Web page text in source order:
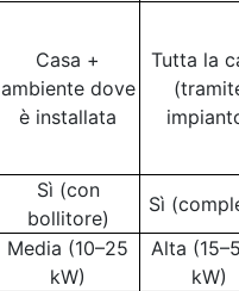
Casa +
ambiente dove
è installata
Tutta la
Sì (con
bollitore)
Sì
Media (10–25
kW)
Alta
kW)